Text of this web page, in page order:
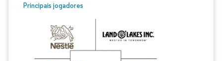
Principais jogadores
Imagem © Mordor Intelligence. O reuso requer atribuição conforme CC BY 4.0.